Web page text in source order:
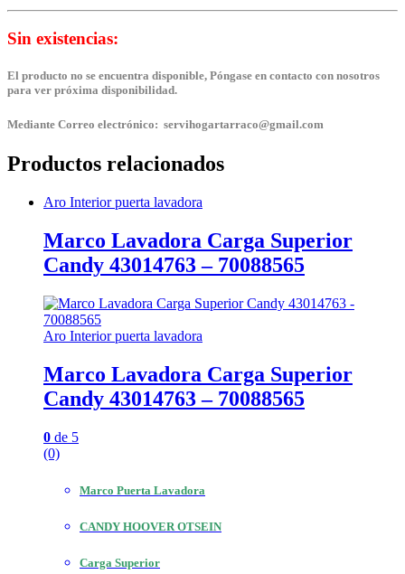
Sin existencias:
El producto no se encuentra disponible, Póngase en contacto con nosotros
para ver próxima disponibilidad.
Mediante Correo electrónico: servihogartarraco@gmail.com
Productos relacionados
Aro Interior puerta lavadora
Marco Lavadora Carga Superior
Candy 43014763 – 70088565
Aro Interior puerta lavadora
Marco Lavadora Carga Superior
Candy 43014763 – 70088565
0 de 5
(0)
Marco Puerta Lavadora
CANDY HOOVER OTSEIN
Carga Superior